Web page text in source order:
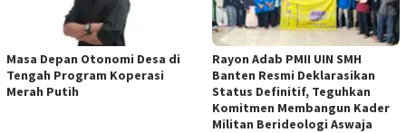
Masa Depan Otonomi Desa di
Tengah Program Koperasi
Merah Putih
Rayon Adab PMII UIN SMH
Banten Resmi Deklarasikan
Status Definitif, Teguhkan
Komitmen Membangun Kader
Militan Berideologi Aswaja